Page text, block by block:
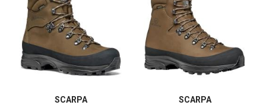
SCARPA
SCARPA